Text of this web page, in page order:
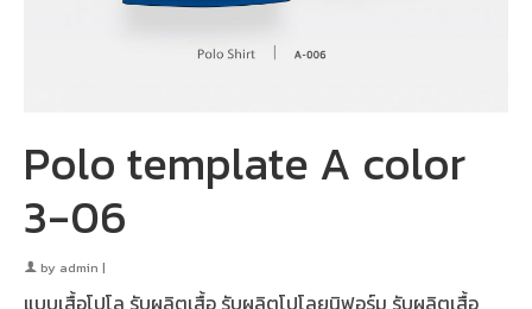
Polo template A color
3-06
by admin |